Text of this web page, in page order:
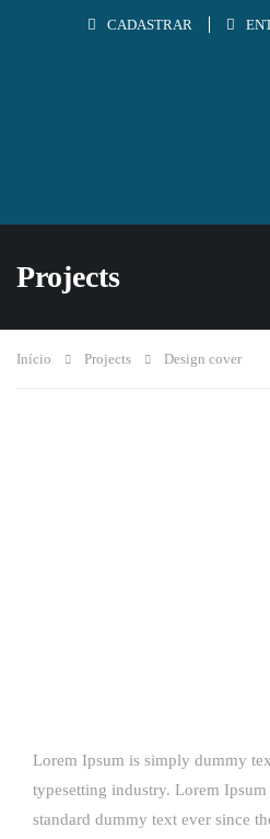
CADASTRAR
Projects
Início Projects Design cover
Lorem Ipsum is simply dummy
typesetting industry. Lorem Ipsum
standard dummy text ever since